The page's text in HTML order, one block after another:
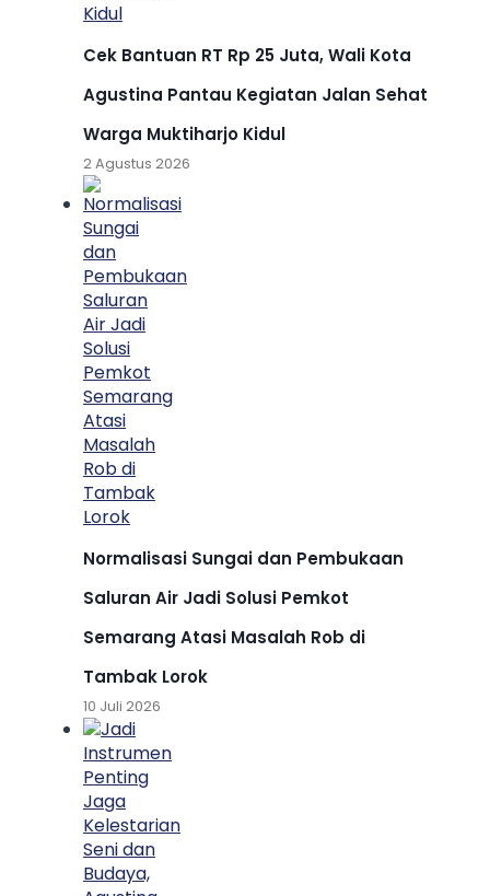
Cek Bantuan RT Rp 25 Juta, Wali Kota
Agustina Pantau Kegiatan Jalan Sehat
Warga Muktiharjo Kidul
2 Agustus 2026
Normalisasi Sungai dan Pembukaan
Saluran Air Jadi Solusi Pemkot
Semarang Atasi Masalah Rob di
Tambak Lorok
10 Juli 2026